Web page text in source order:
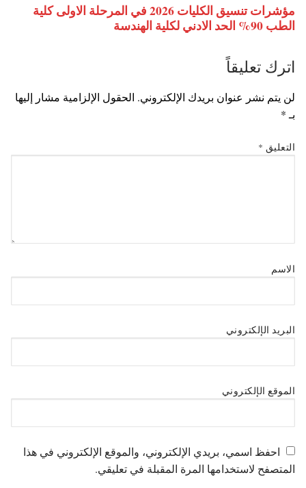
مؤشرات تنسيق الكليات 2026 في المرحلة الاولى كلية
الطب 90% الحد الادني لكلية الهندسة
اترك تعليقاً
لن يتم نشر عنوان بريدك الإلكتروني. الحقول الإلزامية مشار إليها
بـ *
التعليق *
الاسم
البريد الإلكتروني
الموقع الإلكتروني
احفظ اسمي، بريدي الإلكتروني، والموقع الإلكتروني في هذا
المتصفح لاستخدامها المرة المقبلة في تعليقي.